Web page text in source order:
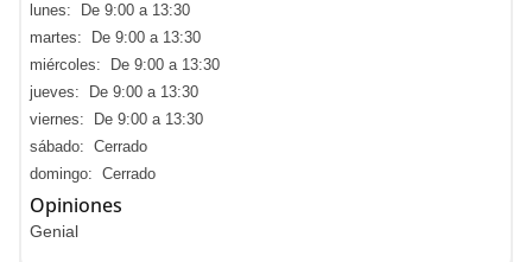
lunes: De 9:00 a 13:30
martes: De 9:00 a 13:30
miércoles: De 9:00 a 13:30
jueves: De 9:00 a 13:30
viernes: De 9:00 a 13:30
sábado: Cerrado
domingo: Cerrado
Opiniones
Genial